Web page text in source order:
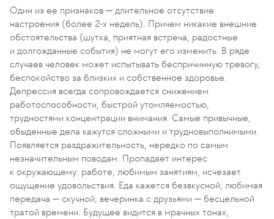
Один из ее признаков — длительное отсутствие
настроения (более 2-х недель). Причем никакие внешние
обстоятельства (шутка, приятная встреча, радостные
и долгожданные события) не могут его изменить. В ряде
случаев человек может испытывать беспричинную тревогу,
беспокойство за близких и собственное здоровье.
Депрессия всегда сопровождается снижением
работоспособности, быстрой утомляемостью,
трудностями концентрации внимания. Самые привычные,
обыденные дела кажутся сложными и трудновыполнимыми.
Появляется раздражительность, нередко по самым
незначительным поводам. Пропадает интерес
к окружающему: работе, любимым занятиям, исчезает
ощущение удовольствия. Еда кажется безвкусной, любимая
передача — скучной, вечеринка с друзьями — бесцельной
тратой времени. Будущее видится в мрачных тонах,